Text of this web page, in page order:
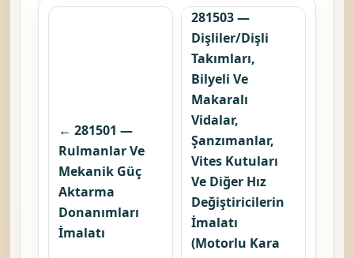
← 281501 —
Rulmanlar Ve
Mekanik Güç
Aktarma
Donanımları
İmalatı
281503 —
Dişliler/Dişli
Takımları,
Bilyeli Ve
Makaralı
Vidalar,
Şanzımanlar,
Vites Kutuları
Ve Diğer Hız
Değiştiricilerin
İmalatı
(Motorlu Kara